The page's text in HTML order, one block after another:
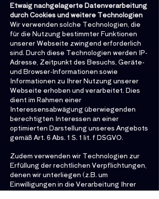
Etwaig nachgelagerte Datenverarbeitung
durch Cookies und weitere Technologien
Wir verwenden solche Technologien, die
für die Nutzung bestimmter Funktionen
unserer Webseite zwingend erforderlich
sind. Durch diese Technologien werden IP-
Adresse, Zeitpunkt des Besuchs, Geräte-
und Browser-Informationen sowie
Informationen zu Ihrer Nutzung unserer
Webseite erhoben und verarbeitet. Dies
dient im Rahmen einer
Interessensabwägung überwiegenden
berechtigten Interessen an einer
optimierten Darstellung unseres Angebots
gemäß Art. 6 Abs. 1 S. 1 lit. f DSGVO.
Zudem verwenden wir Technologien zur
Erfüllung der rechtlichen Verpflichtungen,
denen wir unterliegen (z.B. um
Einwilligungen in die Verarbeitung Ihrer
personenbezogenen Daten nachweisen